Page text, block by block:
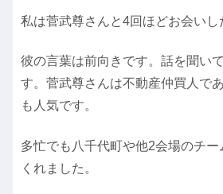
私は菅武尊さんと4回ほどお会いし
彼の言葉は前向きです。話を聞い
す。菅武尊さんは不動産仲買人で
も人気です。
多忙でも八千代町や他2会場のチ
くれました。